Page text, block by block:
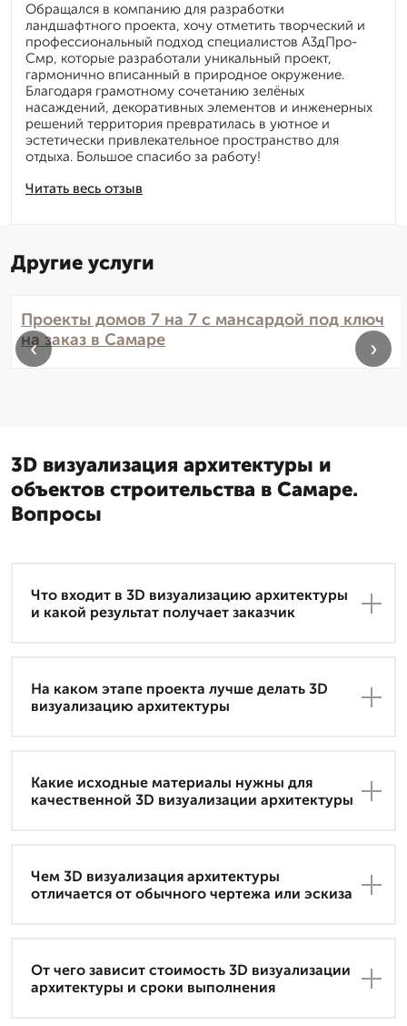
Читать весь отзыв
Обращался в компанию для разработки
ландшафтного проекта, хочу отметить творческий и
профессиональный подход специалистов А3дПро-
Смр, которые разработали уникальный проект,
гармонично вписанный в природное окружение.
Благодаря грамотному сочетанию зелёных
насаждений, декоративных элементов и инженерных
решений территория превратилась в уютное и
эстетически привлекательное пространство для
отдыха. Большое спасибо за работу!
Другие услуги
Проекты домов 7 на 7 с мансардой под ключ
на заказ в Самаре
‹ ›
3D визуализация архитектуры и
объектов строительства в Самаре.
Вопросы
Что входит в 3D визуализацию архитектуры
и какой результат получает заказчик
На каком этапе проекта лучше делать 3D
визуализацию архитектуры
Какие исходные материалы нужны для
качественной 3D визуализации архитектуры
Чем 3D визуализация архитектуры
отличается от обычного чертежа или эскиза
От чего зависит стоимость 3D визуализации
архитектуры и сроки выполнения